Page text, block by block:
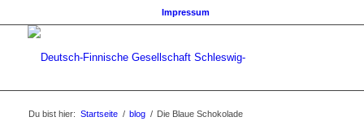
Impressum
Du bist hier: Startseite / blog / Die Blaue Schokolade